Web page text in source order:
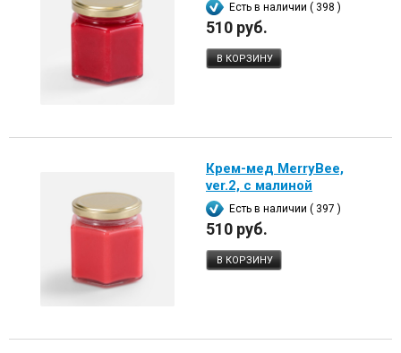
Есть в наличии ( 398 )
510 руб.
В КОРЗИНУ
Крем-мед MerryBee,
ver.2, с малиной
Есть в наличии ( 397 )
510 руб.
В КОРЗИНУ